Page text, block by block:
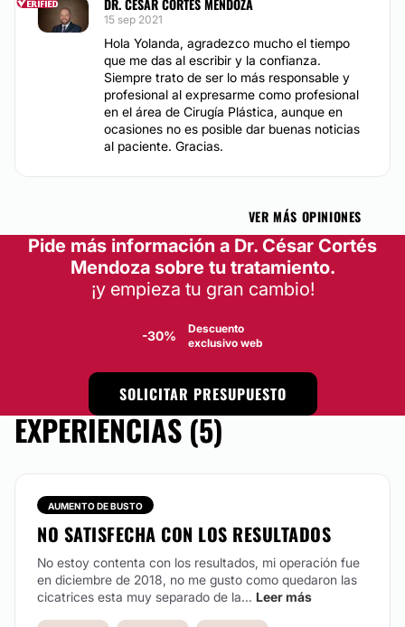
Desde $ 500
Depilación láser
Desde $ 500
Radiofrecuencia
Desde $ 500
Microdermoabrasión
Desde $ 500
Tratamientos anticelulíticos
Desde $ 500
Drenaje linfático
Desde $ 500
ABDOMINOPLASTIA
Cirugía de abdomen, en que se quitan flacidez, estrías
y exceso de piel. Además se realiza una plicatura de
músculos abdominales dando la función de un
Desde:$ 500hasta$ 100,000
CONTACTAR
TOXINA BOTULÍNICA
DR. CÉSAR CORTÉS MENDOZA
15 sep 2021
Hola Yolanda, agradezco mucho el tiempo
que me das al escribir y la confianza.
Siempre trato de ser lo más responsable y
profesional al expresarme como profesional
en el área de Cirugía Plástica, aunque en
ocasiones no es posible dar buenas noticias
al paciente. Gracias.
VER MÁS OPINIONES
Pide más información a Dr. César Cortés
Mendoza sobre tu tratamiento.
¡y empieza tu gran cambio!
-30%
Descuento
exclusivo web
SOLICITAR PRESUPUESTO
EXPERIENCIAS (5)
AUMENTO DE BUSTO
NO SATISFECHA CON LOS RESULTADOS
No estoy contenta con los resultados, mi operación fue
en diciembre de 2018, no me gusto como quedaron las
cicatrices esta muy separado de la... Leer más